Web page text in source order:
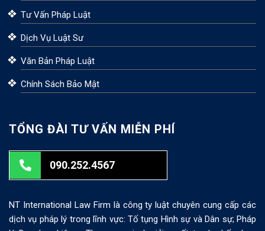
Tư Vấn Pháp Luật
Dịch Vụ Luật Sư
Văn Bản Pháp Luật
Chính Sách Bảo Mật
TỔNG ĐÀI TƯ VẤN MIỄN PHÍ
090.252.4567
NT International Law Firm là công ty luật chuyên cung cấp các
dịch vụ pháp lý trong lĩnh vực: Tố tụng Hình sự và Dân sự; Pháp